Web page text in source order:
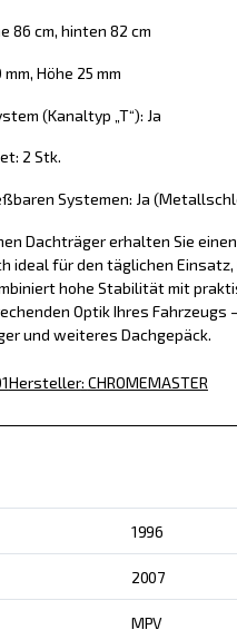
86 cm, hinten 82 cm
Höhe 25 mm
(Kanaltyp „T“): Ja
2 Stk.
Systemen: Ja
Dachträger erhalten Sie
ideal für den täglichen
hohe Stabilität mit
Optik Ihres Fahrzeugs
und weiteres Dachgepäck.
Hersteller: CHROMEMASTER
1996
2007
MPV